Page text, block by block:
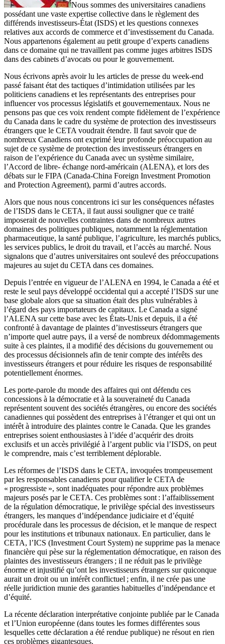
Nous sommes des universitaires canadiens
possédant une vaste expertise collective dans le règlement des
différends investisseurs-État (ISDS) et les questions connexes
relatives aux accords de commerce et d’investissement du Canada.
Nous appartenons également au petit groupe d’experts canadiens
dans ce domaine qui ne travaillent pas comme juges arbitres ISDS
dans des cabinets d’avocats ou pour le gouvernement.
Nous écrivons après avoir lu les articles de presse du week-end
passé faisant état des tactiques d’intimidation utilisées par les
politiciens canadiens et les représentants des entreprises pour
influencer vos processus législatifs et gouvernementaux. Nous ne
pensons pas que ces voix rendent compte fidèlement de l’expérience
du Canada dans le cadre du système de protection des investisseurs
étrangers que le CETA voudrait étendre. Il faut savoir que de
nombreux Canadiens ont exprimé leur profonde préoccupation au
sujet de ce système de protection des investisseurs étrangers en
raison de l’expérience du Canada avec un système similaire,
l’Accord de libre- échange nord-américain (ALENA), et lors des
débats sur le FIPA (Canada-China Foreign Investment Promotion
and Protection Agreement), parmi d’autres accords.
Alors que nous nous concentrons ici sur les conséquences néfastes
de l’ISDS dans le CETA, il faut aussi souligner que ce traité
imposerait de nouvelles contraintes dans de nombreux autres
domaines des politiques publiques, notamment la réglementation
pharmaceutique, la santé publique, l’agriculture, les marchés publics,
les services publics, le droit du travail, et l’accès au marché. Nous
signalons que d’autres universitaires ont soulevé des préoccupations
majeures au sujet du CETA dans ces domaines.
Depuis l’entrée en vigueur de l’ALENA en 1994, le Canada a été et
reste le seul pays développé occidental qui a accepté l’ISDS sur une
base globale alors que sa situation était des plus vulnérables à
l’égard des pays importateurs de capitaux. Le Canada a signé
l’ALENA sur cette base avec les États-Unis et depuis, il a été
confronté à davantage de plaintes d’investisseurs étrangers que
n’importe quel autre pays, il a versé de nombreux dédommagements
suite à ces plaintes, il a modifié des décisions du gouvernement ou
des processus décisionnels afin de tenir compte des intérêts des
investisseurs étrangers et pour réduire les risques de responsabilité
potentiellement énormes.
Les porte-parole du monde des affaires qui ont défendu ces
concessions à la démocratie et à la souveraineté du Canada
représentent souvent des sociétés étrangères, ou encore des sociétés
canadiennes qui possèdent des entreprises à l’étranger et qui ont un
intérêt à introduire des plaintes contre le Canada. Que les grandes
entreprises soient enthousiastes à l’idée d’acquérir des droits
exclusifs et un accès privilégié à l’argent public via l’ISDS, on peut
le comprendre, mais c’est terriblement déplorable.
Les réformes de l’ISDS dans le CETA, invoquées trompeusement
par les responsables canadiens pour qualifier le CETA de
« progressiste », sont inadéquates pour répondre aux problèmes
majeurs posés par le CETA. Ces problèmes sont : l’affaiblissement
de la régulation démocratique, le privilège spécial des investisseurs
étrangers, les manques d’indépendance judiciaire et d’équité
procédurale dans les processus de décision, et le manque de respect
pour les institutions et tribunaux nationaux. En particulier, dans le
CETA, l’ICS (Investment Court System) ne supprime pas la menace
financière qui pèse sur la réglementation démocratique, en raison des
plaintes des investisseurs étrangers ; il ne réduit pas le privilège
énorme et injustifié qu’ont les investisseurs étrangers sur quiconque
aurait un droit ou un intérêt conflictuel ; enfin, il ne crée pas une
réelle juridiction munie des garanties habituelles d’indépendance et
d’équité.
La récente déclaration interprétative conjointe publiée par le Canada
et l’Union européenne (dans toutes les formes différentes sous
lesquelles cette déclaration a été rendue publique) ne résout en rien
ces problèmes gigantesques.